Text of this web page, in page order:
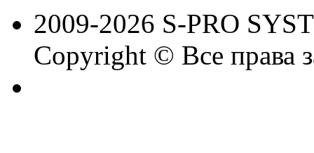
2009-2026 S-PRO
Copyright © Все права